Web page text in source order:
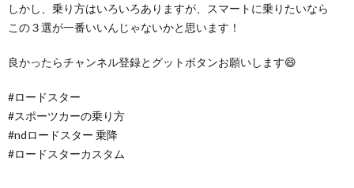
しかし、乗り方はいろいろありますが、スマートに乗りたいなら
この３選が一番いいんじゃないかと思います！
良かったらチャンネル登録とグットボタンお願いします😄
#ロードスター
#スポーツカーの乗り方
#ndロードスター 乗降
#ロードスターカスタム